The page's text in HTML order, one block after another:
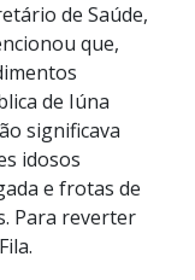
de Saúde,
que,
de Iúna
significava
idosos
e frotas de
Para reverter